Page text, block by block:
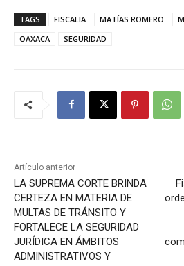
TAGS FISCALIA MATÍAS ROMERO
OAXACA
SEGURIDAD
Artículo anterior
LA SUPREMA CORTE BRINDA
CERTEZA EN MATERIA DE
MULTAS DE TRÁNSITO Y
FORTALECE LA SEGURIDAD
JURÍDICA EN ÁMBITOS
ADMINISTRATIVOS Y